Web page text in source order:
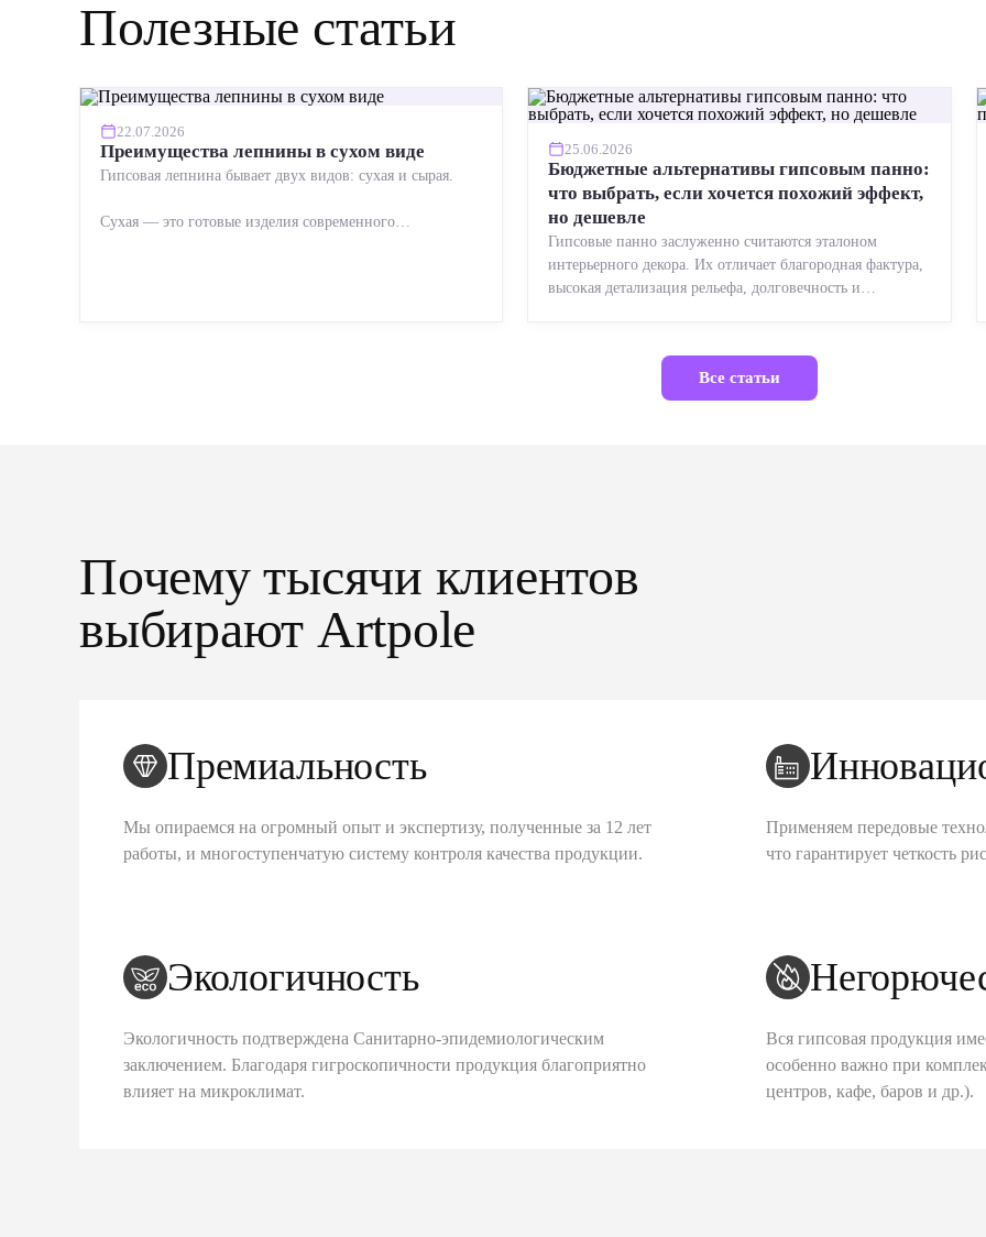
Полезные статьи
22.07.2026
Преимущества лепнины в сухом виде
Гипсовая лепнина бывает двух видов: сухая и сырая.
Сухая — это готовые изделия современного
25.06.2026
Бюджетные альтернативы гипсовым панно:
что выбрать, если хочется похожий эффект,
но дешевле
Гипсовые панно заслуженно считаются эталоном
интерьерного декора. Их отличает благородная фактура,
высокая детализация рельефа, долговечность и
Все статьи
Почему тысячи клиентов
выбирают Artpole
Премиальность
Мы опираемся на огромный опыт и экспертизу, полученные за 12 лет
работы, и многоступенчатую систему контроля качества продукции.
Применяем передовые
что гарантирует четкость
Экологичность
Экологичность подтверждена Санитарно-эпидемиологическим
заключением. Благодаря гигроскопичности продукция благоприятно
влияет на микроклимат.
Вся гипсовая продукция
особенно важно при
центров, кафе, баров и др.).